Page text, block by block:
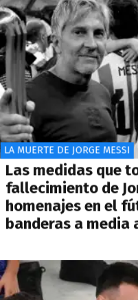
LA MUERTE DE JORGE MESSI
Las medidas que
fallecimiento de
homenajes en el
banderas a media